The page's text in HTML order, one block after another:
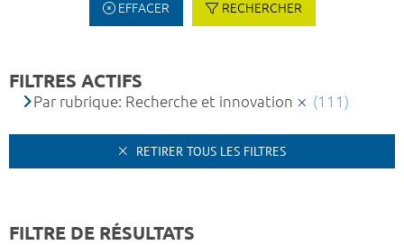
EFFACER RECHERCHER
FILTRES ACTIFS
Par rubrique: Recherche et innovation (111)
RETIRER TOUS LES FILTRES
FILTRE DE RÉSULTATS